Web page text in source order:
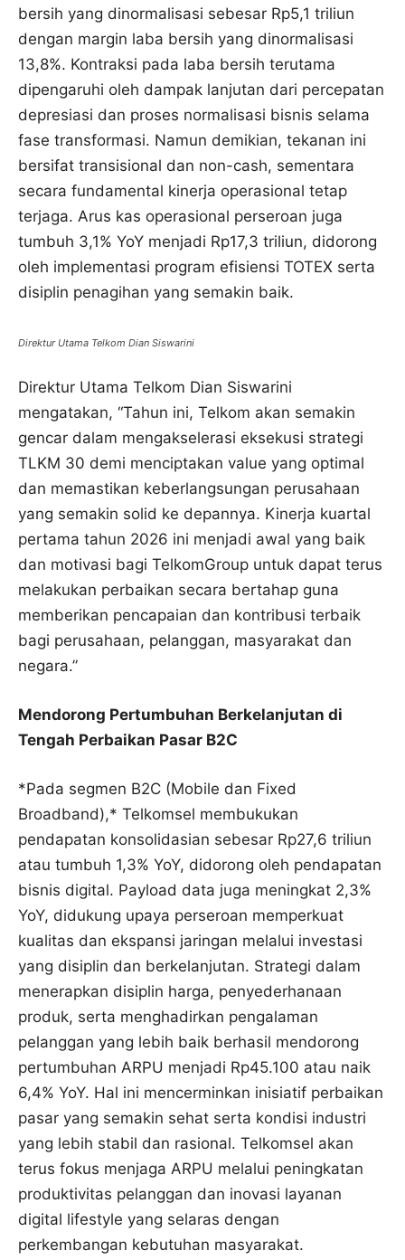
bersih yang dinormalisasi sebesar Rp5,1 triliun
dengan margin laba bersih yang dinormalisasi
13,8%. Kontraksi pada laba bersih terutama
dipengaruhi oleh dampak lanjutan dari percepatan
depresiasi dan proses normalisasi bisnis selama
fase transformasi. Namun demikian, tekanan ini
bersifat transisional dan non-cash, sementara
secara fundamental kinerja operasional tetap
terjaga. Arus kas operasional perseroan juga
tumbuh 3,1% YoY menjadi Rp17,3 triliun, didorong
oleh implementasi program efisiensi TOTEX serta
disiplin penagihan yang semakin baik.
Direktur Utama Telkom Dian Siswarini
Direktur Utama Telkom Dian Siswarini
mengatakan, “Tahun ini, Telkom akan semakin
gencar dalam mengakselerasi eksekusi strategi
TLKM 30 demi menciptakan value yang optimal
dan memastikan keberlangsungan perusahaan
yang semakin solid ke depannya. Kinerja kuartal
pertama tahun 2026 ini menjadi awal yang baik
dan motivasi bagi TelkomGroup untuk dapat terus
melakukan perbaikan secara bertahap guna
memberikan pencapaian dan kontribusi terbaik
bagi perusahaan, pelanggan, masyarakat dan
negara.”
Mendorong Pertumbuhan Berkelanjutan di
Tengah Perbaikan Pasar B2C
*Pada segmen B2C (Mobile dan Fixed
Broadband),* Telkomsel membukukan
pendapatan konsolidasian sebesar Rp27,6 triliun
atau tumbuh 1,3% YoY, didorong oleh pendapatan
bisnis digital. Payload data juga meningkat 2,3%
YoY, didukung upaya perseroan memperkuat
kualitas dan ekspansi jaringan melalui investasi
yang disiplin dan berkelanjutan. Strategi dalam
menerapkan disiplin harga, penyederhanaan
produk, serta menghadirkan pengalaman
pelanggan yang lebih baik berhasil mendorong
pertumbuhan ARPU menjadi Rp45.100 atau naik
6,4% YoY. Hal ini mencerminkan inisiatif perbaikan
pasar yang semakin sehat serta kondisi industri
yang lebih stabil dan rasional. Telkomsel akan
terus fokus menjaga ARPU melalui peningkatan
produktivitas pelanggan dan inovasi layanan
digital lifestyle yang selaras dengan
perkembangan kebutuhan masyarakat.